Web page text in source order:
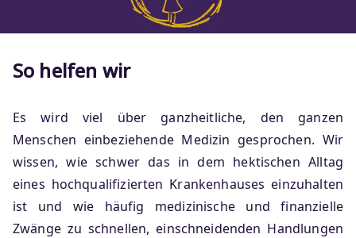
e.V
So helfen wir
Es wird viel über ganzheitliche, den ganzen
Menschen einbeziehende Medizin gesprochen. Wir
wissen, wie schwer das in dem hektischen Alltag
eines hochqualifizierten Krankenhauses einzuhalten
ist und wie häufig medizinische und finanzielle
Zwänge zu schnellen, einschneidenden Handlungen